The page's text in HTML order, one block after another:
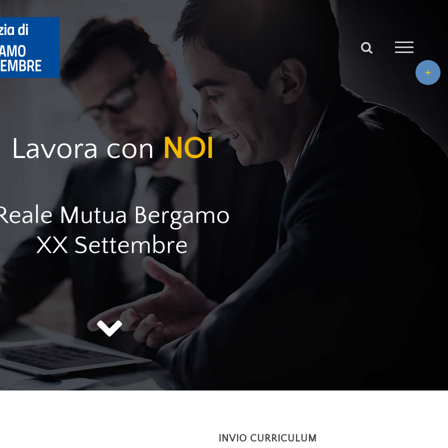
Lavora con NOI
Mutua Bergamo
XX Settembre
INVIO CURRICULUM
Toggle
area
barra